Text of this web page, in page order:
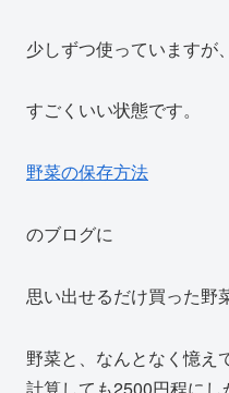
少しずつ使っていますが、
すごくいい状態です。
野菜の保存方法
のブログに
思い出せるだけ買った野
野菜と、なんとなく憶え
計算しても2500円程にし